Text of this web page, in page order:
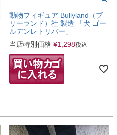
動物フィギュア Bullyland（ブ
リーランド）社 製造 「犬 ゴー
ルデンレトリバー」
当店特別価格 ¥1,298税込